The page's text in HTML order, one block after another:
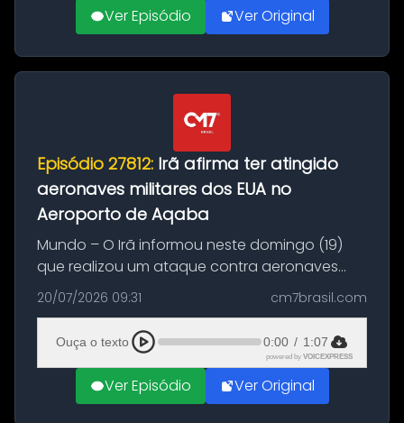
Ver Episódio Ver Original
Episódio 27812: Irã afirma ter atingido
aeronaves militares dos EUA no
Aeroporto de Aqaba
Mundo – O Irã informou neste domingo (19)
que realizou um ataque contra aeronaves
militares dos Estados Unidos estacionadas no
Aeroporto de Aqaba, na Jordânia, durante a
21ª fase da Operação Nasr 2. A...
20/07/2026 09:31 cm7brasil.com
Ouça o texto 0:00 / 1:07
powered by VOICEXPRESS
Ver Episódio Ver Original